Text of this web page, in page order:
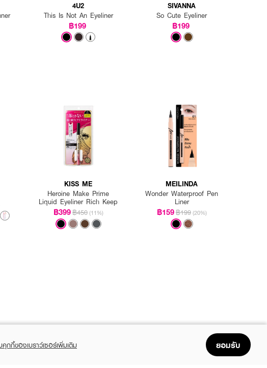
4U2
This Is Not An Eyeliner
฿199
SIVANNA
So Cute Eyeliner
฿199
KISS ME
Heroine Make Prime
Liquid Eyeliner Rich Keep
฿399฿450 (11%)
MEILINDA
Wonder Waterproof Pen
Liner
฿159฿199 (20%)
คุกกี้ของเบราว์เซอร์เพิ่มเติม ยอมรับ